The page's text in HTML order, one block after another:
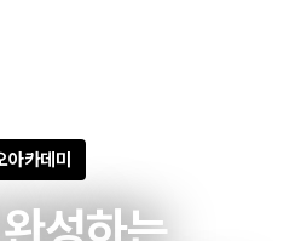
아카데미